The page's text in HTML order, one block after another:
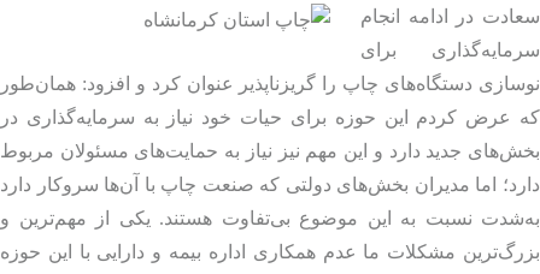
در ادامه انجام
برای
دستگاه‌های چاپ را گریزناپذیر عنوان کرد و افزود: همان‌طور
عرض کردم این حوزه برای حیات خود نیاز به سرمایه‌گذاری در
جدید دارد و این مهم نیز نیاز به حمایت‌های مسئولان مربوط
اما مدیران بخش‌های دولتی که صنعت چاپ با آن‌ها سروکار دارد
نسبت به این موضوع بی‌تفاوت هستند. یکی از مهم‌ترین و
مشکلات ما عدم همکاری اداره بیمه و دارایی با این حوزه